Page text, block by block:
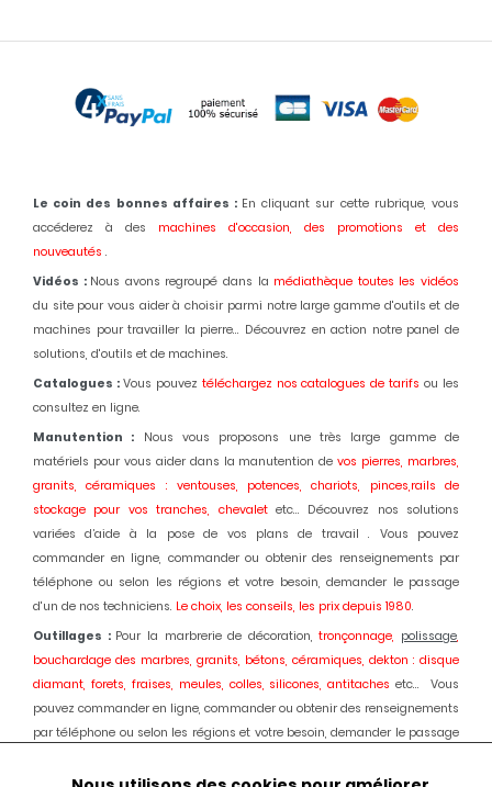
Le coin des bonnes affaires : En cliquant sur cette rubrique, vous
accéderez à des machines d'occasion, des promotions et des
nouveautés .
Vidéos : Nous avons regroupé dans la médiathèque toutes les vidéos
du site pour vous aider à choisir parmi notre large gamme d'outils et de
machines pour travailler la pierre... Découvrez en action notre panel de
solutions, d'outils et de machines.
Catalogues : Vous pouvez téléchargez nos catalogues de tarifs ou les
consultez en ligne.
Manutention : Nous vous proposons une très large gamme de
matériels pour vous aider dans la manutention devos pierres, marbres,
granits, céramiques : ventouses, potences, chariots, pinces,rails de
stockage pour vos tranches, chevalet etc... Découvrez nos solutions
variées d’aide à la pose de vos plans de travail . Vous pouvez
commander en ligne, commander ou obtenir des renseignements par
téléphone ou selon les régions et votre besoin, demander le passage
d'un de nos techniciens. Le choix, les conseils, les prix depuis 1980.
Outillages : Pour la marbrerie de décoration,tronçonnage, polissage,
bouchardage des marbres, granits, bétons, céramiques, dekton : disque
diamant, forets, fraises, meules, colles, silicones, antitaches etc... Vous
pouvez commander en ligne, commander ou obtenir des renseignements
par téléphone ou selon les régions et votre besoin, demander le passage